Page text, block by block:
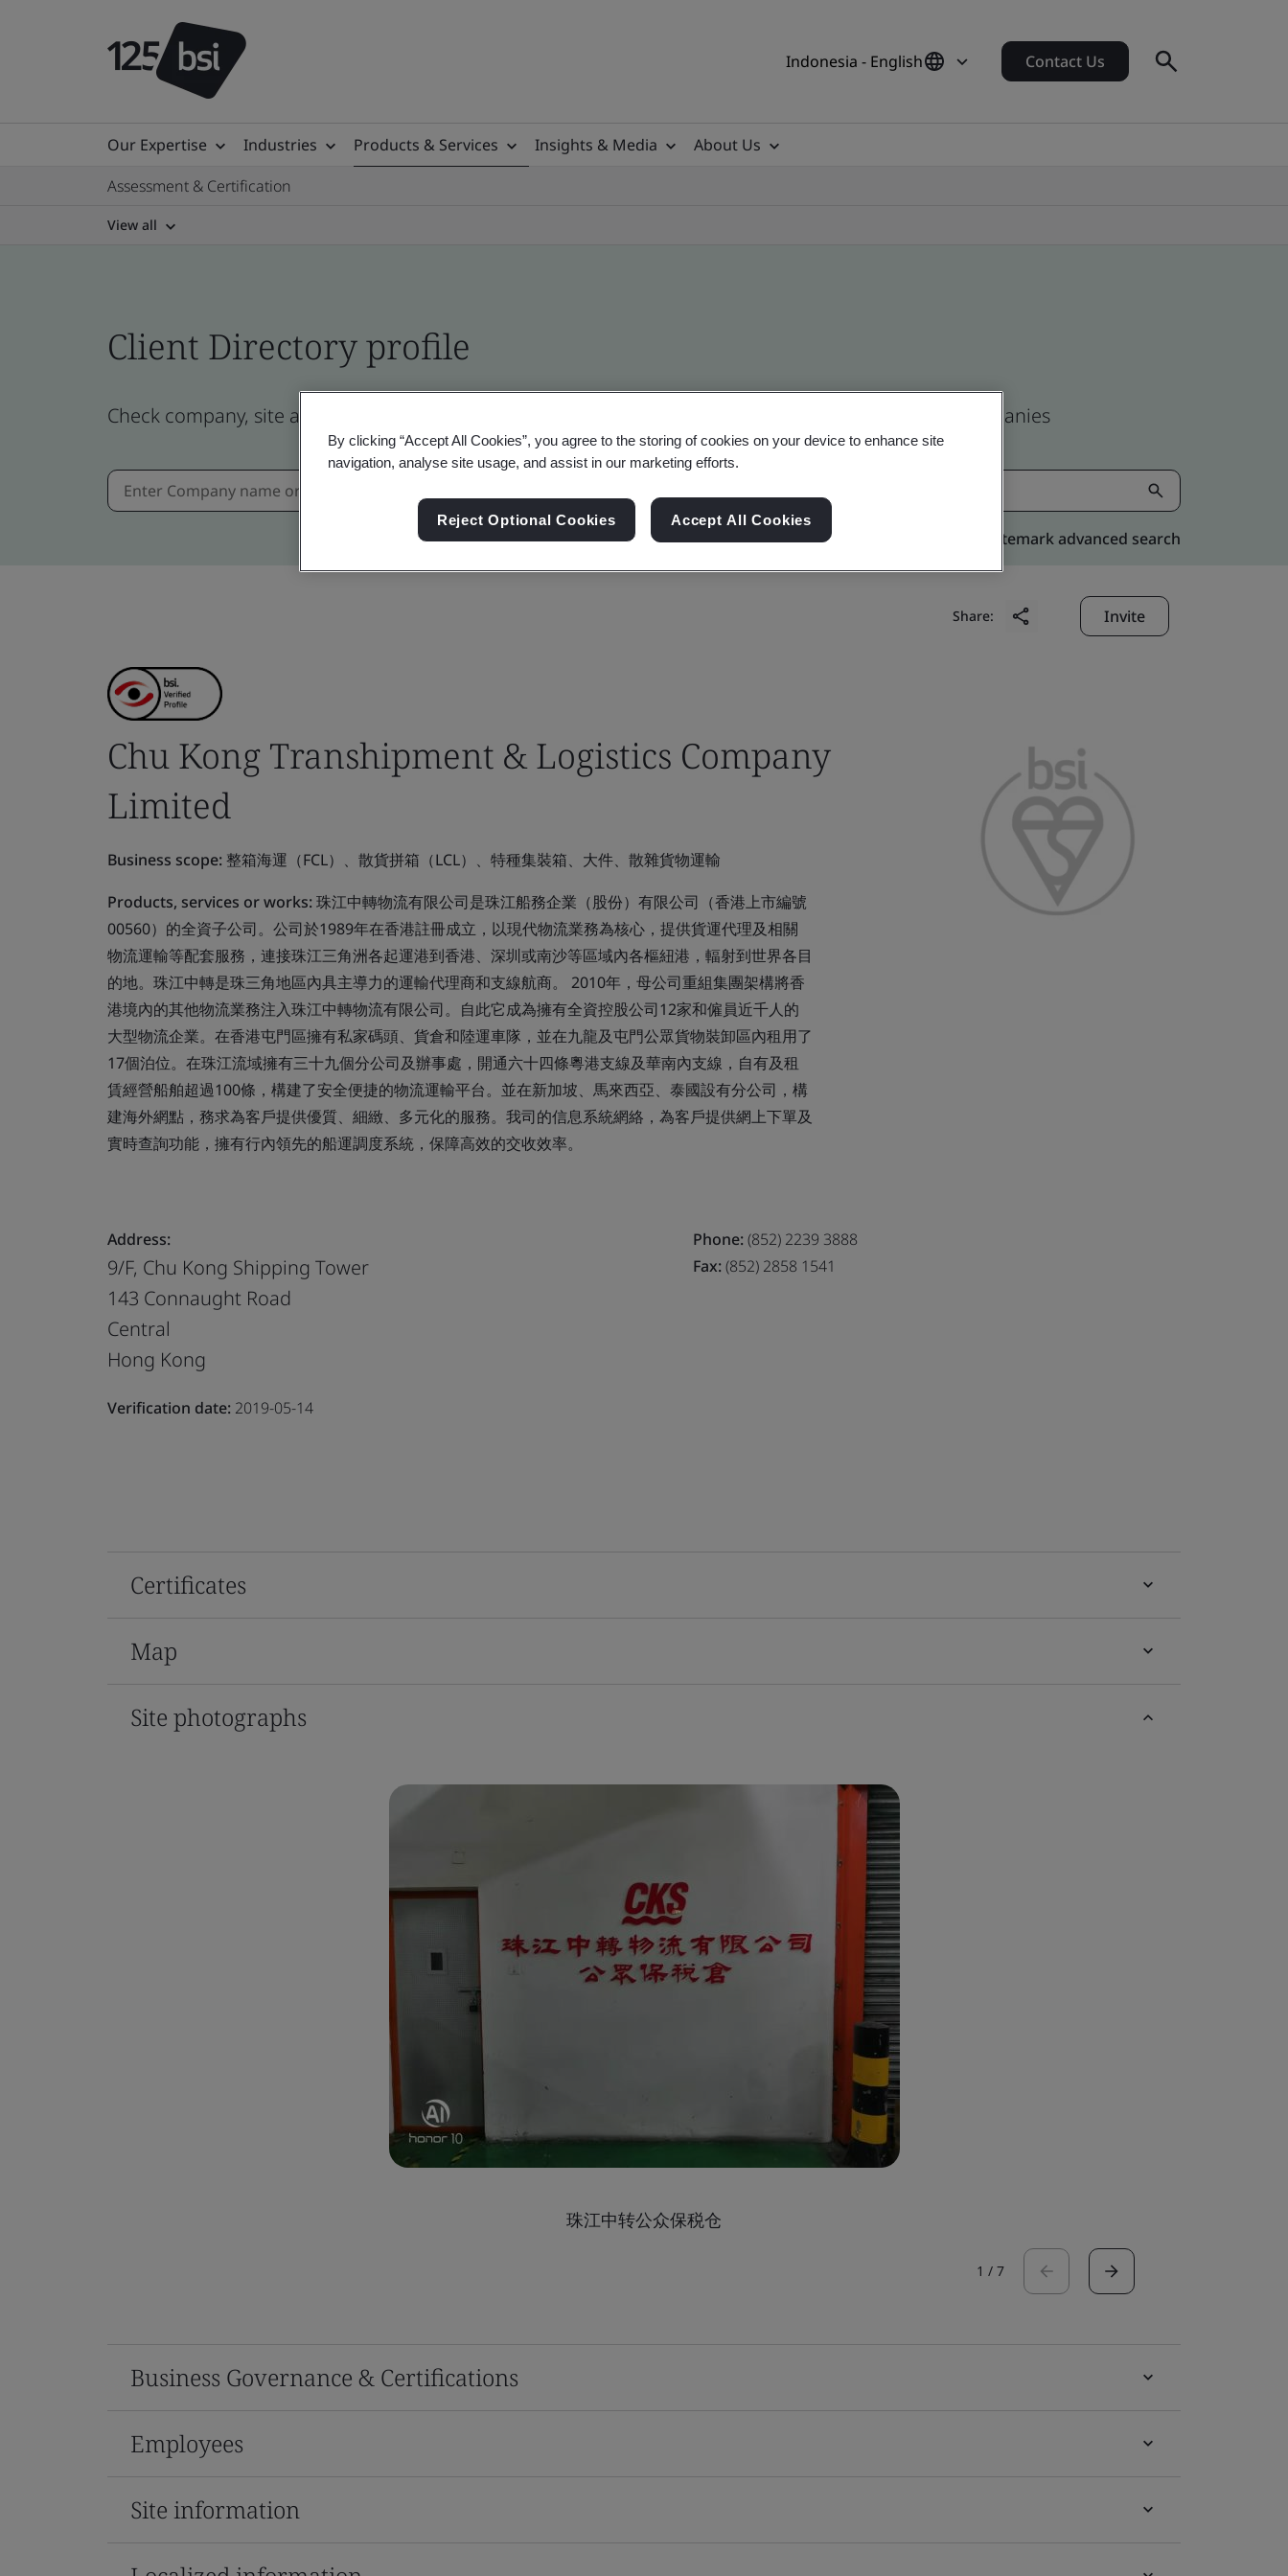
Indonesia - English Contact Us
Our Expertise Industries Products & Services Insights & Media
About Us
Assessment & Certification
View all
Client Directory profile
Check company, site and product certificates - Validation and Verification, Indonesian and global companies
Kitemark advanced search
Share: Invite
Chu Kong Transhipment & Logistics Company
Limited
Business scope:整箱海運（FCL）、散貨拼箱（LCL）、特種集裝箱、大件、散雜貨物運輸
Products, services or works:珠江中轉物流有限公司是珠江船務企業（股份）有限公司（香港上市編號
00560）的全資子公司。公司於1989年在香港註冊成立，以現代物流業務為核心，提供貨運代理及相關
物流運輸等配套服務，連接珠江三角洲各起運港到香港、深圳或南沙等區域內各樞紐港，輻射到世界各目
的地。珠江中轉是珠三角地區內具主導力的運輸代理商和支線航商。 2010年，母公司重組集團架構將香
港境內的其他物流業務注入珠江中轉物流有限公司。自此它成為擁有全資控股公司12家和僱員近千人的
大型物流企業。在香港屯門區擁有私家碼頭、貨倉和陸運車隊，並在九龍及屯門公眾貨物裝卸區內租用了
17個泊位。在珠江流域擁有三十九個分公司及辦事處，開通六十四條粵港支線及華南內支線，自有及租
賃經營船舶超過100條，構建了安全便捷的物流運輸平台。並在新加坡、馬來西亞、泰國設有分公司，構
建海外網點，務求為客戶提供優質、細緻、多元化的服務。我司的信息系統網絡，為客戶提供網上下單及
實時查詢功能，擁有行內領先的船運調度系統，保障高效的交收效率。
Address:
9/F, Chu Kong Shipping Tower
143 Connaught Road
Central
Hong Kong
Verification date: 2019-05-14
Phone:(852) 2239 3888
Fax:(852) 2858 1541
Certificates
Map
Site photographs
珠江中转公众保税仓
1 / 7
Business Governance & Certifications
Employees
Site information
By clicking “Accept All Cookies”, you agree to the storing of cookies on your device to enhance site
navigation, analyse site usage, and assist in our marketing efforts.
Reject Optional Cookies Accept All Cookies